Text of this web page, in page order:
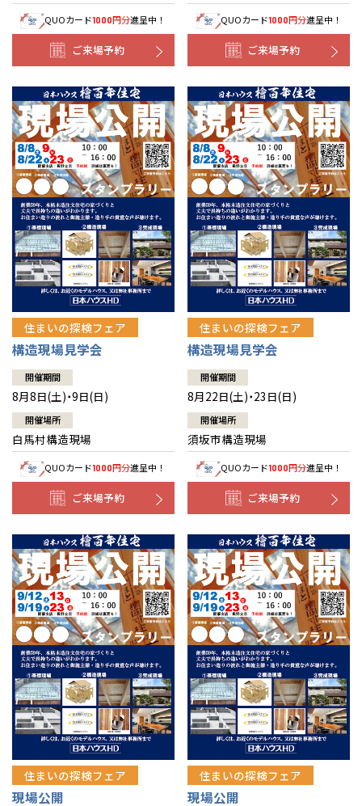
QUOカード1000円分進呈中！
ご来場予約
QUOカード1000円分進呈中！
ご来場予約
住まいの探検フェア
構造現場見学会
開催期間
8月8日(土)・9日(日)
開催場所
白馬村構造現場
QUOカード1000円分進呈中！
ご来場予約
住まいの探検フェア
構造現場見学会
開催期間
8月22日(土)・23日(日)
開催場所
須坂市構造現場
QUOカード1000円分進呈中！
ご来場予約
住まいの探検フェア
現場公開
住まいの探検フェア
現場公開